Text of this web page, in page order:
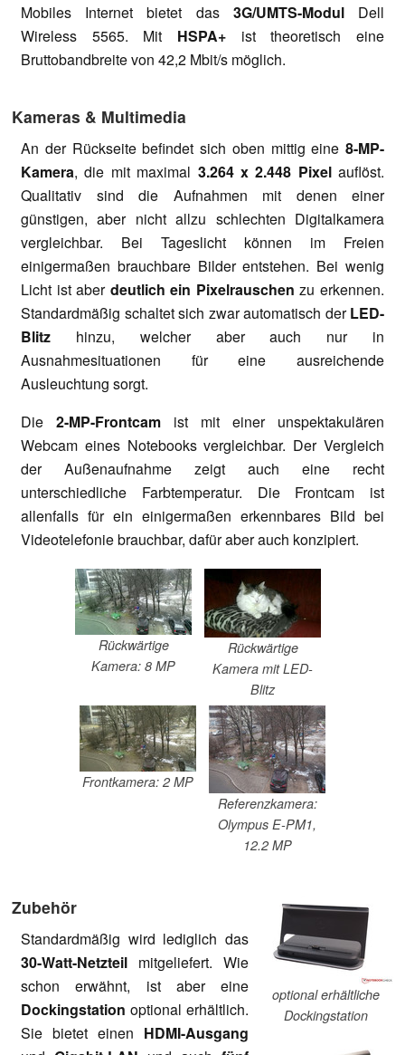
Mobiles Internet bietet das 3G/UMTS-ModulDell
Wireless 5565. Mit HSPA+ ist theoretisch eine
Bruttobandbreite von 42,2 Mbit/s möglich.
Kameras & Multimedia
An der Rückseite befindet sich oben mittig eine 8-MP-
Kamera, die mit maximal 3.264 x 2.448 Pixelauflöst.
Qualitativ sind die Aufnahmen mit denen einer
günstigen, aber nicht allzu schlechten Digitalkamera
vergleichbar. Bei Tageslicht können im Freien
einigermaßen brauchbare Bilder entstehen. Bei wenig
Licht ist aber deutlich ein Pixelrauschen zu erkennen.
Standardmäßig schaltet sich zwar automatisch derLED-
Blitz hinzu, welcher aber auch nur in
Ausnahmesituationen für eine ausreichende
Ausleuchtung sorgt.
Die 2-MP-Frontcam ist mit einer unspektakulären
Webcam eines Notebooks vergleichbar. Der Vergleich
der Außenaufnahme zeigt auch eine recht
unterschiedliche Farbtemperatur. Die Frontcam ist
allenfalls für ein einigermaßen erkennbares Bild bei
Videotelefonie brauchbar, dafür aber auch konzipiert.
Rückwärtige
Kamera: 8 MP
Rückwärtige
Kamera mit LED-
Blitz
Frontkamera: 2 MP
Referenzkamera:
Olympus E-PM1,
12.2 MP
optional erhältliche
Dockingstation
Zubehör
Standardmäßig wird lediglich das
30-Watt-Netzteil mitgeliefert. Wie
schon erwähnt, ist aber eine
Dockingstation optional erhältlich.
Sie bietet einen HDMI-Ausgang